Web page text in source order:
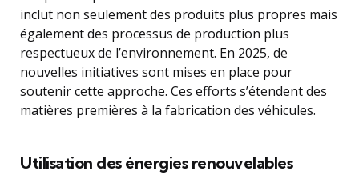
inclut non seulement des produits plus propres mais
également des processus de production plus
respectueux de l’environnement. En 2025, de
nouvelles initiatives sont mises en place pour
soutenir cette approche. Ces efforts s’étendent des
matières premières à la fabrication des véhicules.
Utilisation des énergies renouvelables